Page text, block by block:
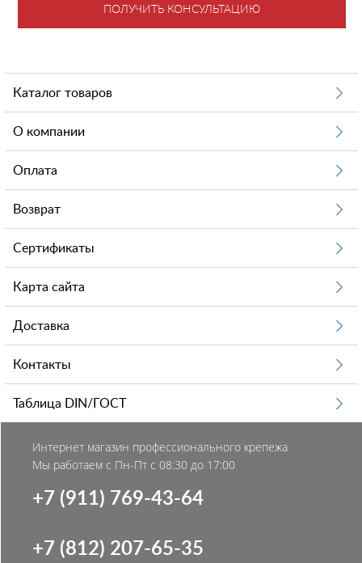
ПОЛУЧИТЬ КОНСУЛЬТАЦИЮ
Каталог товаров
О компании
Оплата
Возврат
Сертификаты
Карта сайта
Доставка
Контакты
Таблица DIN/ГОСТ
Интернет магазин профессионального крепежа
Мы работаем с Пн-Пт с 08:30 до 17:00
+7 (911) 769-43-64
+7 (812) 207-65-35